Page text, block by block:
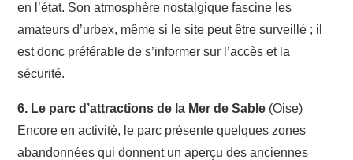
en l’état. Son atmosphère nostalgique fascine les
amateurs d’urbex, même si le site peut être surveillé ; il
est donc préférable de s’informer sur l’accès et la
sécurité.
6. Le parc d’attractions de la Mer de Sable (Oise)
Encore en activité, le parc présente quelques zones
abandonnées qui donnent un aperçu des anciennes